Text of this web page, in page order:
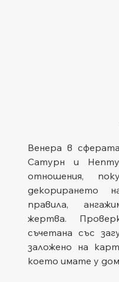
Венера в
Сатурн и
отношения,
декорирането
правила,
жертва.
съчетана със
заложено на
което имате у